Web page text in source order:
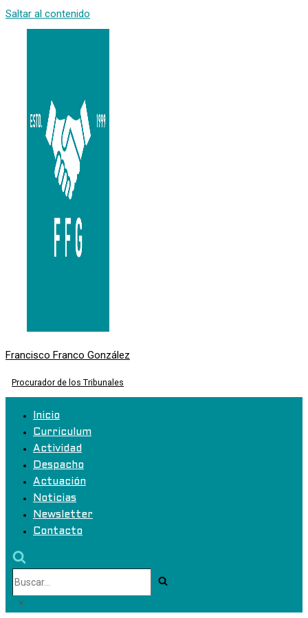
Saltar al contenido
Francisco Franco González
Procurador de los Tribunales
Inicio
Curriculum
Actividad
Despacho
Actuación
Noticias
Newsletter
Contacto
Buscar...